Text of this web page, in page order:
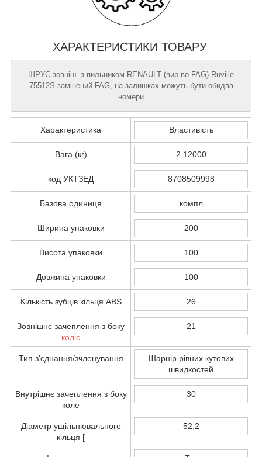
ХАРАКТЕРИСТИКИ ТОВАРУ
ШРУС зовніш. з пильником RENAULT (вир-во FAG) Ruville
75512S замінений FAG, на залишках можуть бути обидва
номери
Характеристика Властивість
Вага (кг) 2.12000
код УКТЗЕД 8708509998
Базова одиниця компл
Ширина упаковки 200
Висота упаковки 100
Довжина упаковки 100
Кількість зубців кільця ABS 26
Зовнішнє зачеплення з боку
коліс
21
Тип з'єднання/зчленування
Шарнір рівних кутових
швидкостей
Внутрішнє зачеплення з боку
коле
30
Діаметр ущільнювального
кільця [
52,2